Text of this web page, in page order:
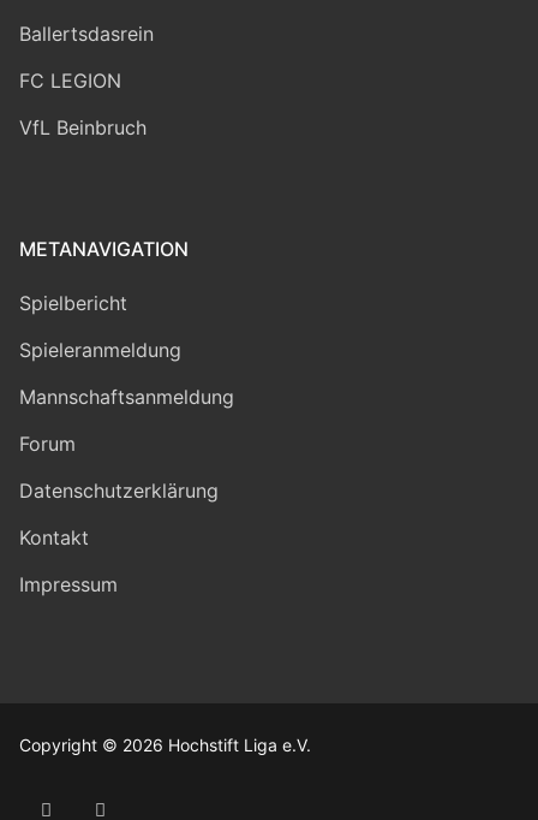
Ballertsdasrein
FC LEGION
VfL Beinbruch
METANAVIGATION
Spielbericht
Spieleranmeldung
Mannschaftsanmeldung
Forum
Datenschutzerklärung
Kontakt
Impressum
Copyright © 2026 Hochstift Liga e.V.